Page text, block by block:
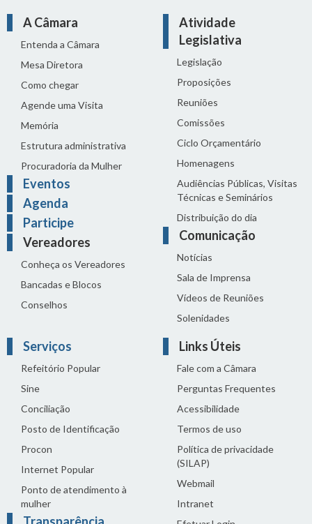
A Câmara
Entenda a Câmara
Mesa Diretora
Como chegar
Agende uma Visita
Memória
Estrutura administrativa
Procuradoria da Mulher
Eventos
Agenda
Participe
Vereadores
Conheça os Vereadores
Bancadas e Blocos
Conselhos
Atividade
Legislativa
Legislação
Proposições
Reuniões
Comissões
Ciclo Orçamentário
Homenagens
Audiências Públicas, Visitas
Técnicas e Seminários
Distribuição do dia
Comunicação
Notícias
Sala de Imprensa
Vídeos de Reuniões
Solenidades
Serviços
Refeitório Popular
Sine
Conciliação
Posto de Identificação
Procon
Internet Popular
Ponto de atendimento à
mulher
Links Úteis
Fale com a Câmara
Perguntas Frequentes
Acessibilidade
Termos de uso
Política de privacidade
(SILAP)
Webmail
Intranet